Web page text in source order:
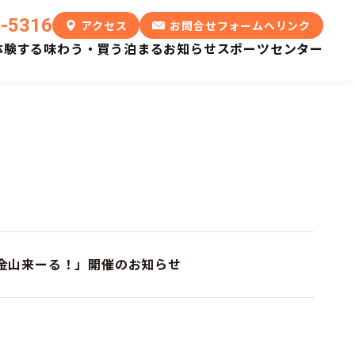
5316 アクセス お問合せフォームへリンク
する味わう・買う泊まるお知らせスポーツセンター
来ーる！」開催のお知らせ